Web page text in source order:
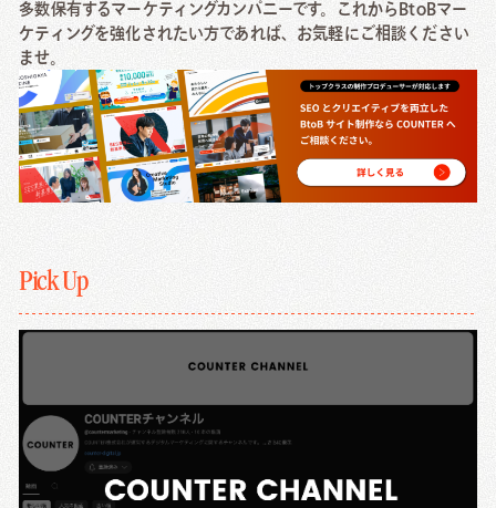
Pick Up
多数保有するマーケティングカンパニーです。これからBtoBマー
ケティングを強化されたい方であれば、お気軽にご相談ください
ませ。